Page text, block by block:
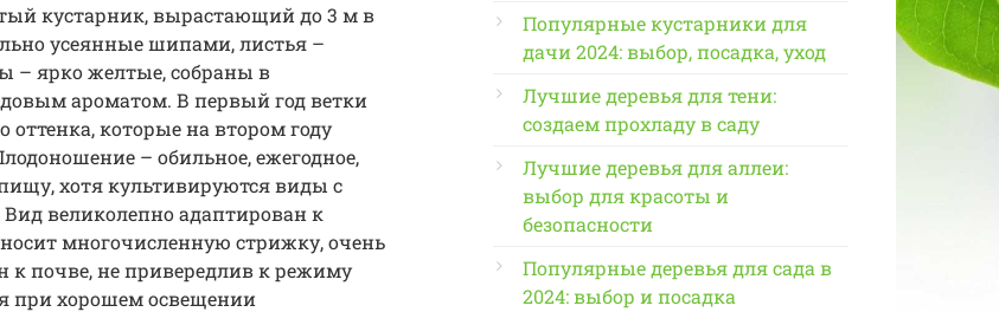
кустарник, вырастающий до 3 м в
усеянные шипами, листья –
– ярко желтые, собраны в
ароматом. В первый год ветки
которые на втором году
– обильное, ежегодное,
хотя культивируются виды с
великолепно адаптирован к
многочисленную стрижку, очень
к почве, не привередлив к режиму
при хорошем освещении
Популярные кустарники для
дачи 2024: выбор, посадка, уход
Лучшие деревья для тени:
создаем прохладу в саду
Лучшие деревья для аллеи:
выбор для красоты и
безопасности
Популярные деревья для сада в
2024: выбор и посадка